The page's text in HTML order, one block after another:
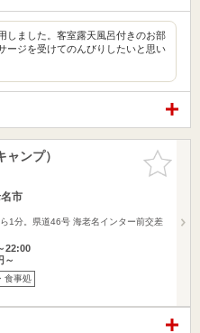
しました。客室露天風呂付きのお部
ージを受けてのんびりしたいと思い
お気に入
りに追加
ンプ）
市
1分。県道46号 海老名インター前交差
22:00
～
食事処